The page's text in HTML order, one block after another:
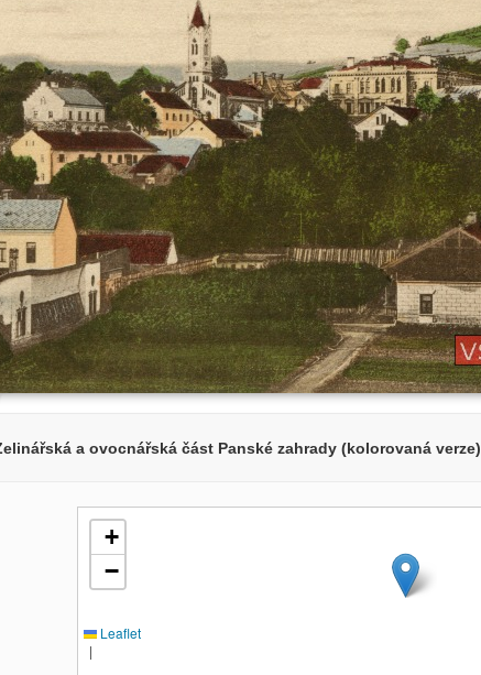
a ovocnářská část Panské zahrady (kolorovaná verze)
+
−
Leaflet
|